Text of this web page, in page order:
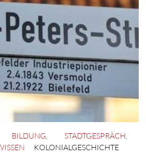
, STADTGESPRÄCH,
KOLONIALGESCHICHTE